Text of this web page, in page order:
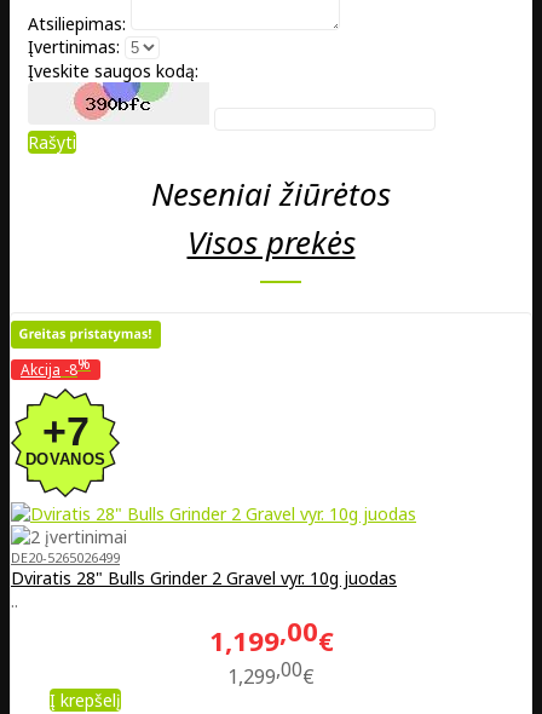
Atsiliepimas:
Įvertinimas:
Įveskite saugos kodą:
Rašyti
Neseniai žiūrėtos
Visos prekės
Akcija -8%
DE20-5265026499
Dviratis 28" Bulls Grinder 2 Gravel vyr. 10g juodas
..
1,199 00€
1,299 00€
Į krepšelį